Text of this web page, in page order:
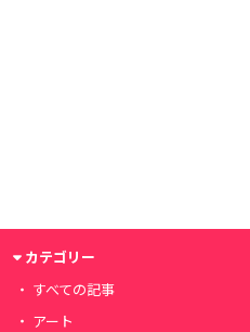
カテゴリー
すべての記事
アート